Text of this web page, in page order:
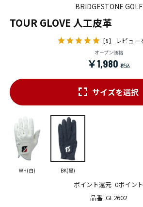
BRIDGESTONE GOLF
TOUR GLOVE 人工皮革
[9] レビュー
オープン価格
￥1,980
品番 GL2602
ポイント還元 0ポイント
サイズを選択
WH(白) BK(黒)